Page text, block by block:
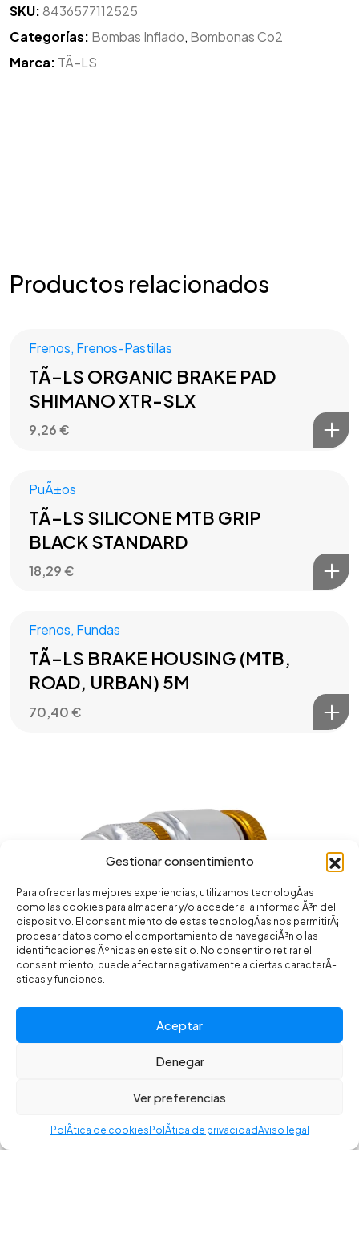
Gestionar consentimiento
Para ofrecer las mejores experiencias, utilizamos tecnologÃ­as
como las cookies para almacenar y/o acceder a la informaciÃ³n del
dispositivo. El consentimiento de estas tecnologÃ­as nos permitirÃ¡
procesar datos como el comportamiento de navegaciÃ³n o las
identificaciones Ãºnicas en este sitio. No consentir o retirar el
consentimiento, puede afectar negativamente a ciertas caracterÃ­
sticas y funciones.
Aceptar
Denegar
Ver preferencias
PolÃ­tica de cookies PolÃ­tica de privacidadAviso legal
SKU:8436577112525
Categorías: Bombas Inflado, Bombonas Co2
Marca: TÃ–LS
Productos relacionados
Frenos, Frenos-Pastillas
TÃ–LS ORGANIC BRAKE PAD
SHIMANO XTR-SLX
9,26€
PuÃ±os
TÃ–LS SILICONE MTB GRIP
BLACK STANDARD
18,29€
Frenos, Fundas
TÃ–LS BRAKE HOUSING (MTB,
ROAD, URBAN) 5M
70,40€
Bombas Inflado,Adaptador Hinchado
X-SAUCE ADAPTADOR CO2
©2025 CR BIKES - Todos los derechos reservados. Desarrollado
Aviso legal